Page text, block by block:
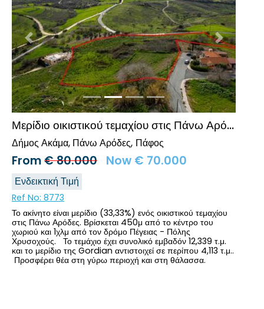
Προηγούμενο Επόμενο
Μερίδιο οικιστικού τεμαχίου στις Πάνω Αρόδες, Πάφος
Δήμος Ακάμα, Πάνω Αρόδες Πάφος
From€80.000 Now € 70.000
Ενδεικτική Τιμή
Ref No: 8773
Το ακίνητο είναι μερίδιο (33,33%) ενός οικιστικού τεμαχίου
στις Πάνω Αρόδες. Βρίσκεται 450μ από το κέντρο του
χωριού και 1χλμ από τον δρόμο Πέγειας - Πόλης
Χρυσοχούς. Το τεμάχιο έχει συνολικό εμβαδόν 12,339 τ.μ.
και το μερίδιο της Gordian αντιστοιχεί σε περίπου 4,113 τ.μ..
Προσφέρει θέα στη γύρω περιοχή και στη θάλασσα.